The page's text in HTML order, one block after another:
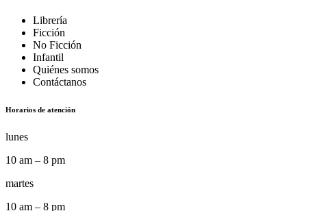
Librería
Ficción
No Ficción
Infantil
Quiénes somos
Contáctanos
Horarios de atención
lunes
10 am – 8 pm
martes
10 am – 8 pm